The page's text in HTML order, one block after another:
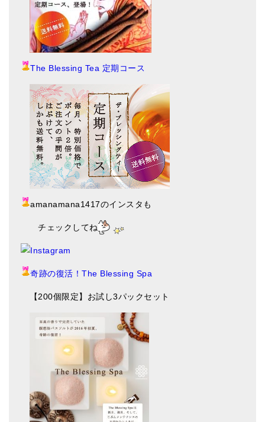
The Blessing Tea 定期コース
amanamana1417のインスタも
チェックしてね
奇跡の復活！The Blessing Spa
【200個限定】お試し3パックセット